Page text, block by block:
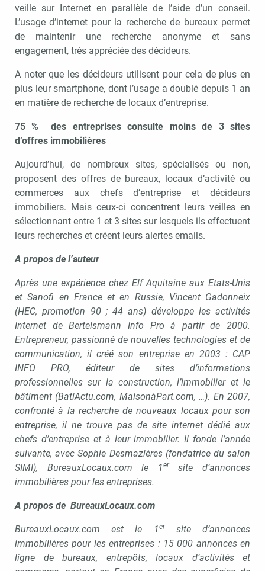
veille sur Internet en parallèle de l’aide d’un conseil.
L’usage d’internet pour la recherche de bureaux permet
de maintenir une recherche anonyme et sans
engagement, très appréciée des décideurs.
A noter que les décideurs utilisent pour cela de plus en
plus leur smartphone, dont l’usage a doublé depuis 1 an
en matière de recherche de locaux d’entreprise.
75 % des entreprises consulte moins de 3 sites
d’offres immobilières
Aujourd’hui, de nombreux sites, spécialisés ou non,
proposent des offres de bureaux, locaux d’activité ou
commerces aux chefs d’entreprise et décideurs
immobiliers. Mais ceux-ci concentrent leurs veilles en
sélectionnant entre 1 et 3 sites sur lesquels ils effectuent
leurs recherches et créent leurs alertes emails.
A propos de l’auteur
Après une expérience chez Elf Aquitaine aux Etats-Unis
et Sanofi en France et en Russie, Vincent Gadonneix
(HEC, promotion 90 ; 44 ans) développe les activités
Internet de Bertelsmann Info Pro à partir de 2000.
Entrepreneur, passionné de nouvelles technologies et de
communication, il créé son entreprise en 2003 : CAP
INFO PRO, éditeur de sites d’informations
professionnelles sur la construction, l’immobilier et le
bâtiment (BatiActu.com, MaisonàPart.com, …). En 2007,
confronté à la recherche de nouveaux locaux pour son
entreprise, il ne trouve pas de site internet dédié aux
chefs d’entreprise et à leur immobilier. Il fonde l’année
suivante, avec Sophie Desmazières (fondatrice du salon
SIMI), BureauxLocaux.com le 1ersite d’annonces
immobilières pour les entreprises.
A propos de BureauxLocaux.com
BureauxLocaux.com est le 1ersite d’annonces
immobilières pour les entreprises : 15 000 annonces en
ligne de bureaux, entrepôts, locaux d’activités et